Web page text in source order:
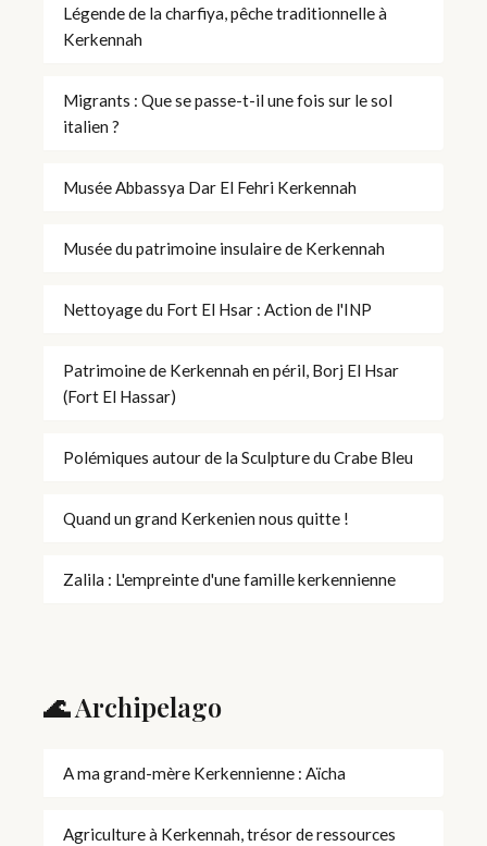
Légende de la charfiya, pêche traditionnelle à
Kerkennah
Migrants : Que se passe-t-il une fois sur le sol
italien ?
Musée Abbassya Dar El Fehri Kerkennah
Musée du patrimoine insulaire de Kerkennah
Nettoyage du Fort El Hsar : Action de l'INP
Patrimoine de Kerkennah en péril, Borj El Hsar
(Fort El Hassar)
Polémiques autour de la Sculpture du Crabe Bleu
Quand un grand Kerkenien nous quitte !
Zalila : L'empreinte d'une famille kerkennienne
🌊 Archipelago
A ma grand-mère Kerkennienne : Aïcha
Agriculture à Kerkennah, trésor de ressources